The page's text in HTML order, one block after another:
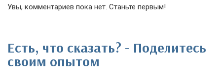
Увы, комментариев пока нет. Станьте первым!
Есть, что сказать? - Поделитесь
своим опытом